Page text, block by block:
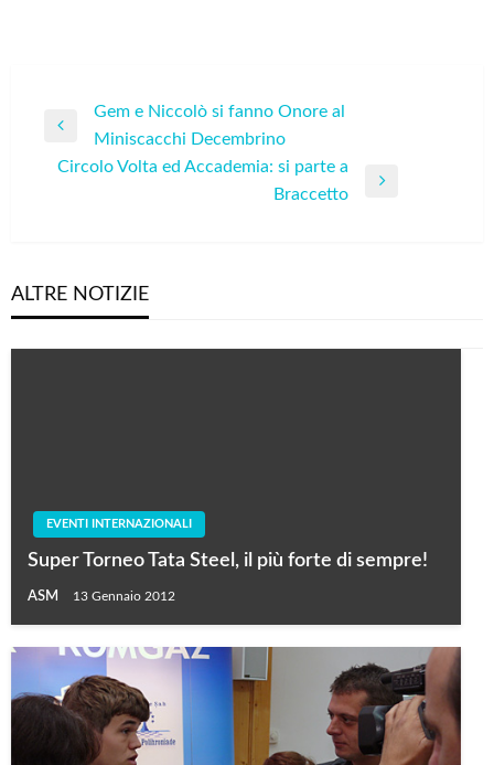
Navigazione
articoli
Previous
Post
Gem e Niccolò si fanno Onore al
Miniscacchi Decembrino
Circolo Volta ed Accademia: si parte a
Braccetto
ALTRE NOTIZIE
EVENTI INTERNAZIONALI
Super Torneo Tata Steel, il più forte di sempre!
ASM 13 Gennaio 2012